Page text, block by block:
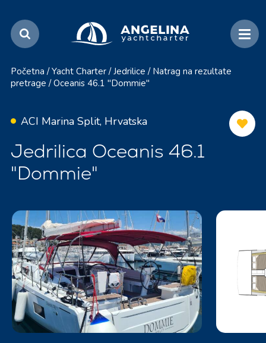
Početna / Yacht Charter / Jedrilice / Natrag na rezultate
pretrage / Oceanis 46.1 "Dommie"
ACI Marina Split, Hrvatska
Jedrilica Oceanis 46.1
"Dommie"